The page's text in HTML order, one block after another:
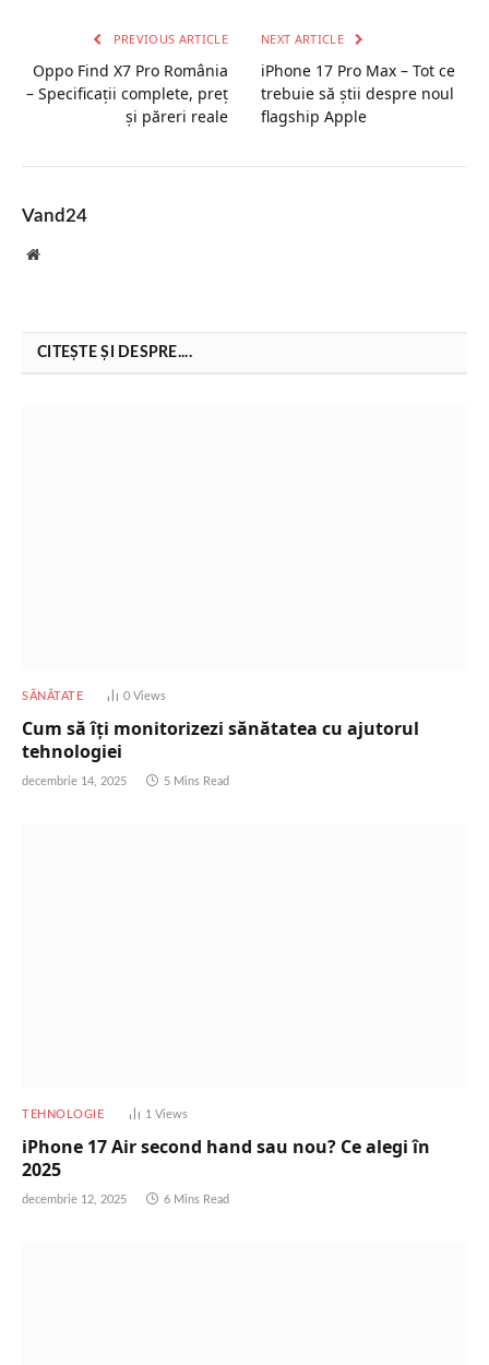
PREVIOUS ARTICLE
Oppo Find X7 Pro România
– Specificații complete, preț
și păreri reale
NEXT ARTICLE
iPhone 17 Pro Max – Tot ce
trebuie să știi despre noul
flagship Apple
Vand24
Website
CITEȘTE ȘI DESPRE....
SĂNĂTATE 0Views
Cum să îți monitorizezi sănătatea cu ajutorul
tehnologiei
decembrie 14, 2025 5 Mins Read
TEHNOLOGIE 1 Views
iPhone 17 Air second hand sau nou? Ce alegi în
2025
decembrie 12, 2025 6 Mins Read